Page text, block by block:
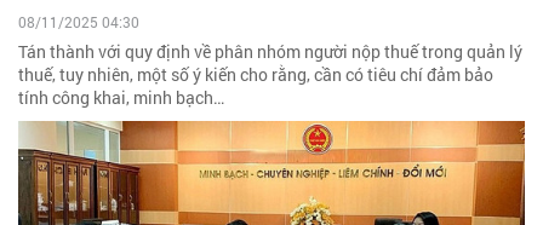
08/11/2025 04:30
Tán thành với quy định về phân nhóm người nộp thuế trong quản lý
thuế, tuy nhiên, một số ý kiến cho rằng, cần có tiêu chí đảm bảo
tính công khai, minh bạch…